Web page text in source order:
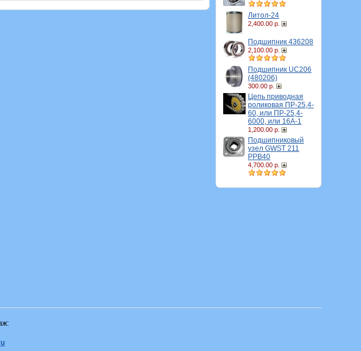
Литол-24
2,400.00 р.
Подшипник 436208
2,100.00 р.
Подшипник UC206
(480206)
300.00 р.
Цепь приводная
роликовая ПР-25,4-
60, или ПР-25,4-
6000, или 16A-1
1,200.00 р.
Подшипниковый
узел GWST 211
PPB40
4,700.00 р.